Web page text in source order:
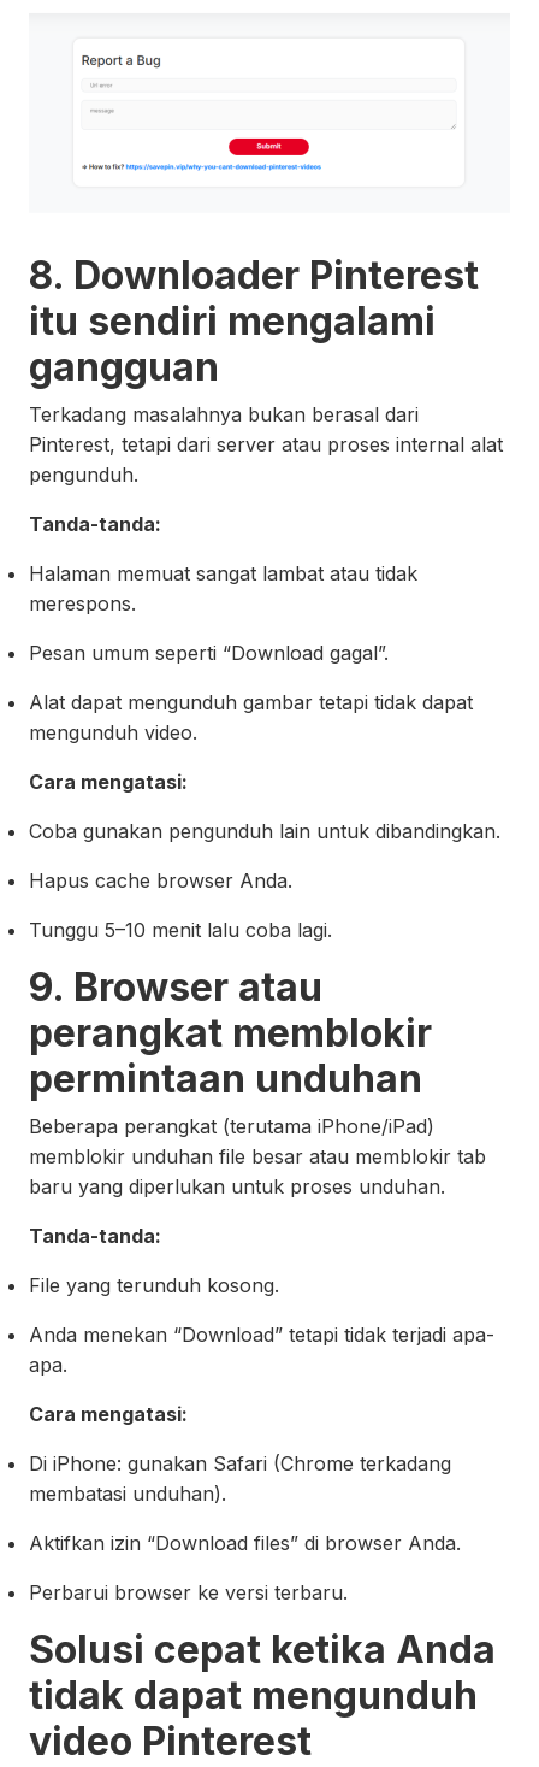
8. Downloader Pinterest
itu sendiri mengalami
gangguan
Terkadang masalahnya bukan berasal dari
Pinterest, tetapi dari server atau proses internal alat
pengunduh.
Tanda-tanda:
Halaman memuat sangat lambat atau tidak
merespons.
Pesan umum seperti “Download gagal”.
Alat dapat mengunduh gambar tetapi tidak dapat
mengunduh video.
Cara mengatasi:
Coba gunakan pengunduh lain untuk dibandingkan.
Hapus cache browser Anda.
Tunggu 5–10 menit lalu coba lagi.
9. Browser atau
perangkat memblokir
permintaan unduhan
Beberapa perangkat (terutama iPhone/iPad)
memblokir unduhan file besar atau memblokir tab
baru yang diperlukan untuk proses unduhan.
Tanda-tanda:
File yang terunduh kosong.
Anda menekan “Download” tetapi tidak terjadi apa-
apa.
Cara mengatasi:
Di iPhone: gunakan Safari (Chrome terkadang
membatasi unduhan).
Aktifkan izin “Download files” di browser Anda.
Perbarui browser ke versi terbaru.
Solusi cepat ketika Anda
tidak dapat mengunduh
video Pinterest